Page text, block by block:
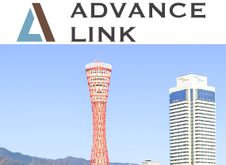
会社概要
ネット保険